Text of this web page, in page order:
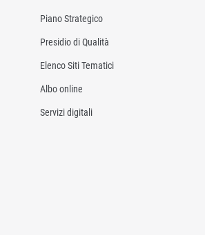
Piano Strategico
Presidio di Qualità
Elenco Siti Tematici
Albo online
Servizi digitali